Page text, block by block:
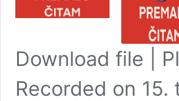
RSS FEED
SHARE
LINK
Download file
Recorded on